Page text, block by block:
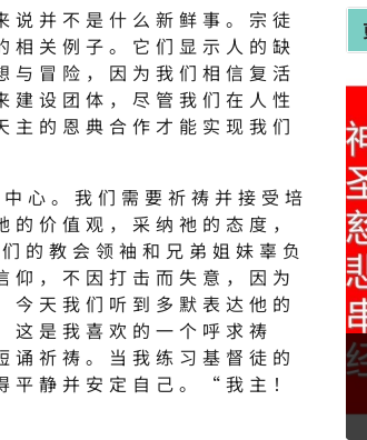
并不是什么新鲜事。宗徒
相关例子。它们显示人的缺
与冒险，因为我们相信复活
建设团体，尽管我们在人性
主的恩典合作才能实现我们
心。我们需要祈祷并接受培
价值观，采纳祂的态度，
的教会领袖和兄弟姐妹辜负
仰，不因打击而失意，因为
今天我们听到多默表达他的
是我喜欢的一个呼求祷
诵祈祷。当我练习基督徒的
平静并安定自己。“我主！